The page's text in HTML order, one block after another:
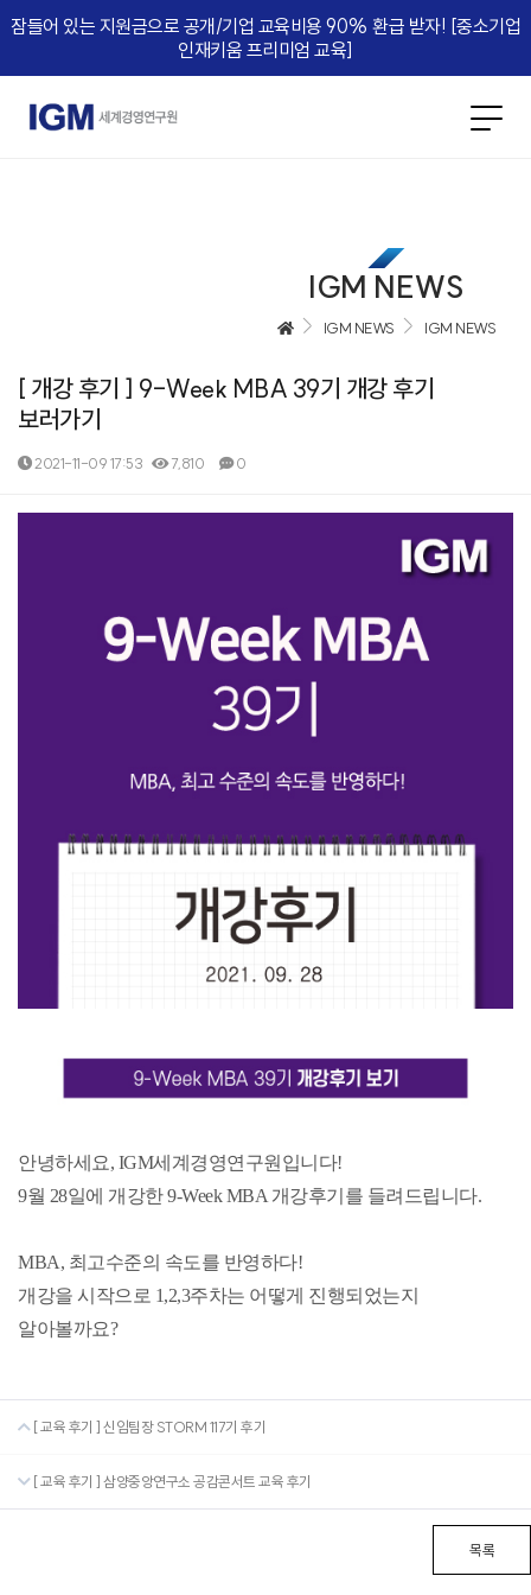
잠들어 있는 지원금으로 공개/기업 교육비용 90% 환급 받자! [중소기업
인재키움 프리미엄 교육]​
IGM NEWS
IGM NEWS IGM NEWS
[ 개강 후기 ] 9-Week MBA 39기 개강 후기
보러가기
2021-11-09 17:53 7,810 0
안녕하세요, IGM세계경영연구원입니다!
9월 28일에 개강한 9-Week MBA 개강후기를 들려드립니다.
MBA, 최고수준의 속도를 반영하다!
개강을 시작으로 1,2,3주차는 어떻게 진행되었는지
알아볼까요?
[ 교육 후기 ] 신임팀장 STORM 117기 후기
[ 교육 후기 ] 삼양중앙연구소 공감콘서트 교육 후기
목록